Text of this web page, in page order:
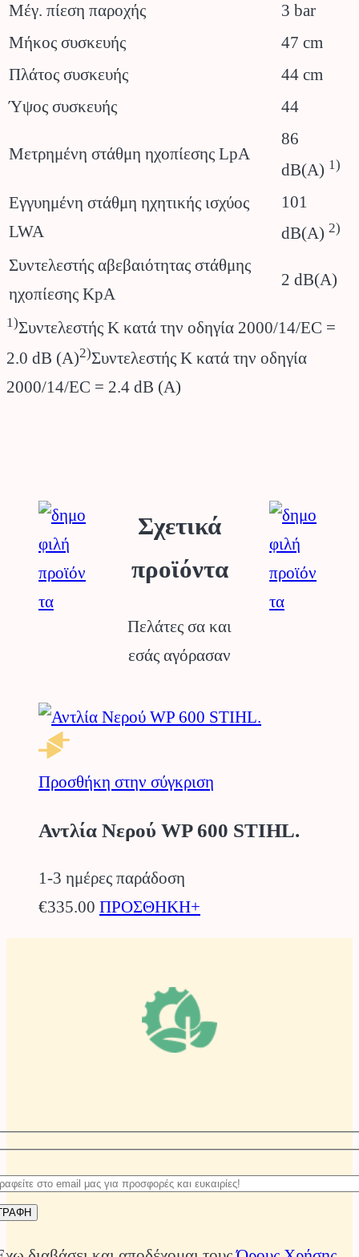
Μέγ. πίεση παροχής
3 bar
Μήκος συσκευής
47 cm
Πλάτος συσκευής
44 cm
Ύψος συσκευής
44
Μετρημένη στάθμη ηχοπίεσης LpA
86
dB(A) 1)
Εγγυημένη στάθμη ηχητικής ισχύος
LWA
101
dB(A) 2)
Συντελεστής αβεβαιότητας στάθμης
ηχοπίεσης KpA
2 dB(A)
1)Συντελεστής Κ κατά την οδηγία 2000/14/EC =
2.0 dB (A)2)Συντελεστής Κ κατά την οδηγία
2000/14/EC = 2.4 dB (A)
Σχετικά
προϊόντα
Πελάτες σα και
εσάς αγόρασαν
Προσθήκη στην σύγκριση
Αντλία Νερού WP 600 STIHL.
1-3 ημέρες παράδοση
€335.00 ΠΡΟΣΘΗΚΗ+